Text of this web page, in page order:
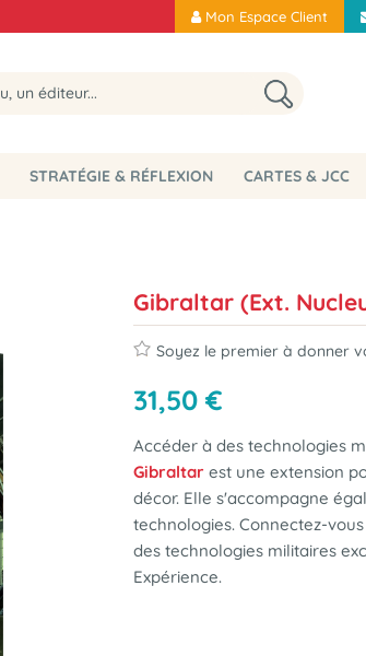
Mon Espace Client
STRATÉGIE & RÉFLEXION CARTES & JCC
Gibraltar (Ext.
Soyez le premier à donner
31,50 €
Accéder à des technologies
Gibraltar est une extension
décor. Elle s'accompagne
technologies. Connectez-
des technologies militaires
Expérience.